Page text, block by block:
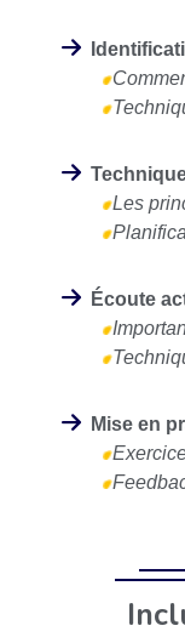
Les
Écoute
Mise en